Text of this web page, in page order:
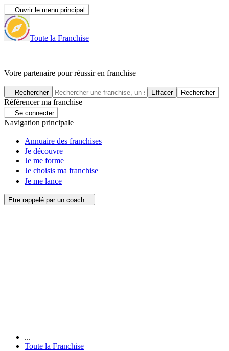
Ouvrir le menu principal
Toute la Franchise
|
Votre partenaire pour réussir en franchise
Rechercher Effacer Rechercher
Référencer ma franchise
Se connecter
Navigation principale
Annuaire des franchises
Je découvre
Je me forme
Je choisis ma franchise
Je me lance
Etre rappelé par un coach
...
Toute la Franchise